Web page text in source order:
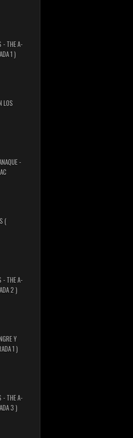
- THE A-
1 )
LOS
-
(
- THE A-
2 )
Y
1 )
- THE A-
3 )